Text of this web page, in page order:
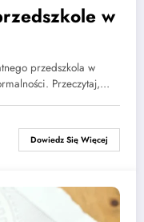
w
przedszkola w
Przeczytaj,…
Dowiedz Się Więcej